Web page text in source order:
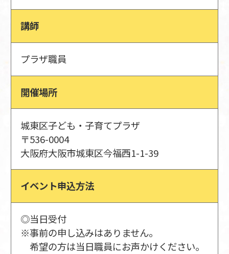
講師
プラザ職員
開催場所
城東区子ども・子育てプラザ
〒536-0004
大阪府大阪市城東区今福西1-1-39
イベント申込方法
◎当日受付
※事前の申し込みはありません。
希望の方は当日職員にお声かけください。